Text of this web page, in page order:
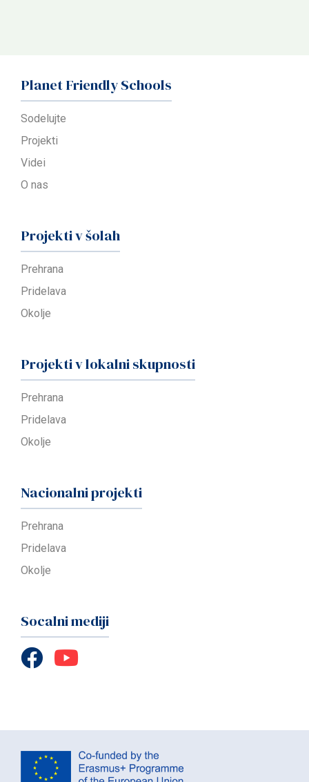
Planet Friendly Schools
Sodelujte
Projekti
Videi
O nas
Projekti v šolah
Prehrana
Pridelava
Okolje
Projekti v lokalni skupnosti
Prehrana
Pridelava
Okolje
Nacionalni projekti
Prehrana
Pridelava
Okolje
Socalni mediji